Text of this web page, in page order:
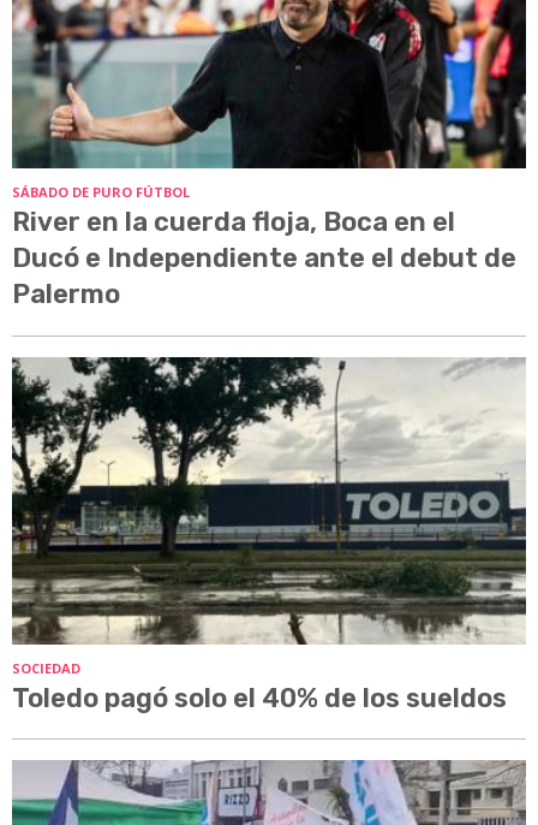
SÁBADO DE PURO FÚTBOL
River en la cuerda floja, Boca en el
Ducó e Independiente ante el debut de
Palermo
SOCIEDAD
Toledo pagó solo el 40% de los sueldos